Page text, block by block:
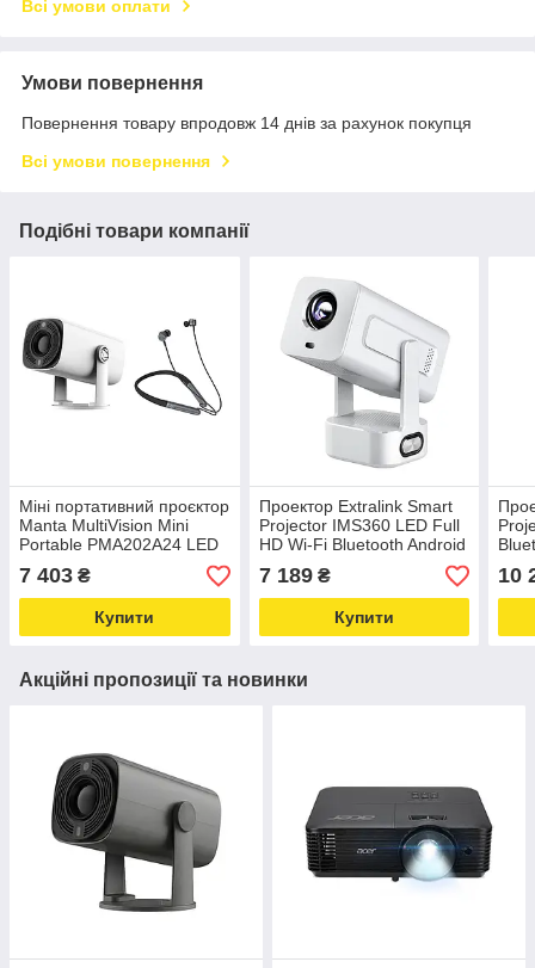
Всі умови оплати
Умови повернення
Повернення товару впродовж 14 днів за рахунок покупця
Всі умови повернення
Подібні товари компанії
Міні портативний проєктор
Manta MultiVision Mini
Portable PMA202A24 LED
HD Ready Wi-Fi Bluetooth
Android + MNH02 Olympic
II
7 403 ₴
Купити
Проектор Extralink Smart
Projector IMS360 LED Full
HD Wi-Fi Bluetooth Android
7 189₴
Купити
10
Акційні пропозиції та новинки